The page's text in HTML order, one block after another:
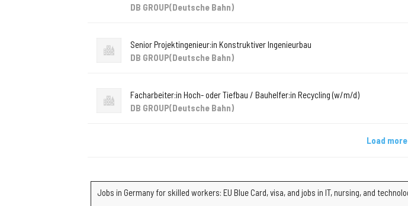
DB GROUP(Deutsche Bahn)
Senior Projektingenieur:in Konstruktiver Ingenieurbau
DB GROUP(Deutsche Bahn)
Facharbeiter:in Hoch- oder Tiefbau / Bauhelfer:in Recycling (w/m/d)
DB GROUP(Deutsche Bahn)
Load
Jobs in Germany for skilled workers: EU Blue Card, visa, and jobs in IT, nursing, and